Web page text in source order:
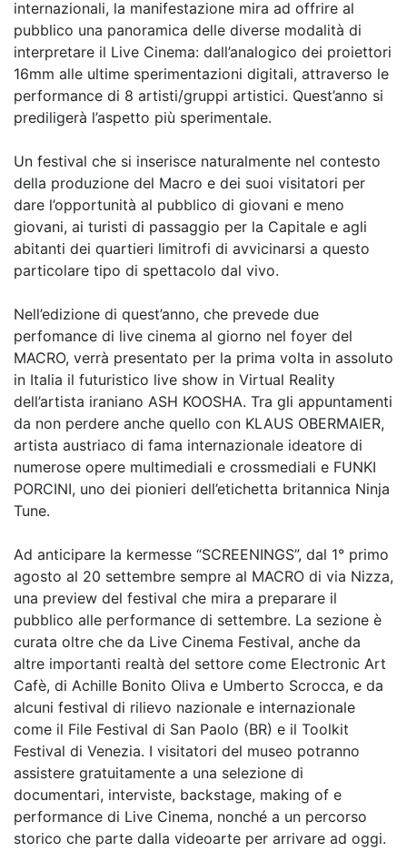
internazionali, la manifestazione mira ad offrire al
pubblico una panoramica delle diverse modalità di
interpretare il Live Cinema: dall’analogico dei proiettori
16mm alle ultime sperimentazioni digitali, attraverso le
performance di 8 artisti/gruppi artistici. Quest’anno si
prediligerà l’aspetto più sperimentale.
Un festival che si inserisce naturalmente nel contesto
della produzione del Macro e dei suoi visitatori per
dare l’opportunità al pubblico di giovani e meno
giovani, ai turisti di passaggio per la Capitale e agli
abitanti dei quartieri limitrofi di avvicinarsi a questo
particolare tipo di spettacolo dal vivo.
Nell’edizione di quest’anno, che prevede due
perfomance di live cinema al giorno nel foyer del
MACRO, verrà presentato per la prima volta in assoluto
in Italia il futuristico live show in Virtual Reality
dell’artista iraniano ASH KOOSHA. Tra gli appuntamenti
da non perdere anche quello con KLAUS OBERMAIER,
artista austriaco di fama internazionale ideatore di
numerose opere multimediali e crossmediali e FUNKI
PORCINI, uno dei pionieri dell’etichetta britannica Ninja
Tune.
Ad anticipare la kermesse “SCREENINGS”, dal 1° primo
agosto al 20 settembre sempre al MACRO di via Nizza,
una preview del festival che mira a preparare il
pubblico alle performance di settembre. La sezione è
curata oltre che da Live Cinema Festival, anche da
altre importanti realtà del settore come Electronic Art
Cafè, di Achille Bonito Oliva e Umberto Scrocca, e da
alcuni festival di rilievo nazionale e internazionale
come il File Festival di San Paolo (BR) e il Toolkit
Festival di Venezia. I visitatori del museo potranno
assistere gratuitamente a una selezione di
documentari, interviste, backstage, making of e
performance di Live Cinema, nonché a un percorso
storico che parte dalla videoarte per arrivare ad oggi.